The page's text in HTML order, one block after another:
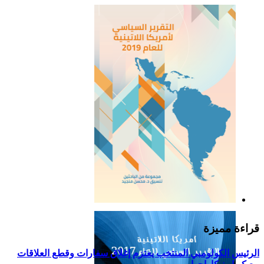
التقرير السياسي لأمريكا
اللاتينية للعام 2019
قراءة مميزة
الرئيس الكولومبي المنتخب يعتزم إغلاق سفارات وقطع العلاقات